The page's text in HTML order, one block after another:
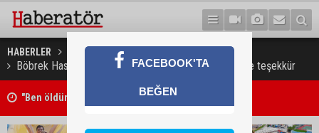
HABERLER SAĞLIK
Böbrek Hastalarına Yardım Derneği’nden Kaya ailesine teşekkür
"Ben öldürdüm"
FACEBOOK'TA
BEĞEN